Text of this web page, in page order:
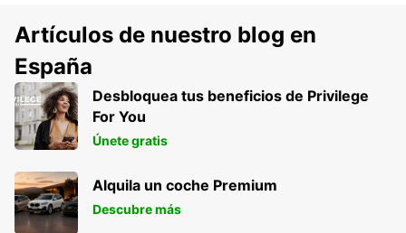
Artículos de nuestro blog en
España
Desbloquea tus beneficios de Privilege
For You
Únete gratis
Alquila un coche Premium
Descubre más